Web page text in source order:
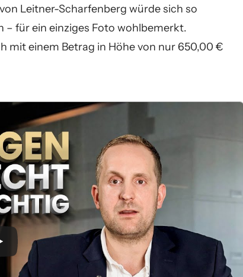
Leitner-Scharfenberg würde sich so
– für ein einziges Foto wohlbemerkt.
mit einem Betrag in Höhe von nur 650,00 €